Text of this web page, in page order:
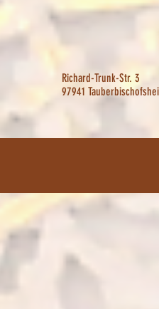
Richard-Trunk-Str. 3
97941